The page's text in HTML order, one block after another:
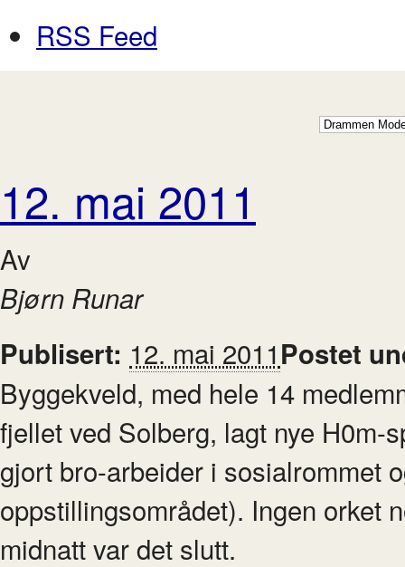
RSS Feed
12. mai 2011
Av
Bjørn Runar
Publisert: 12. mai 2011Postet
Byggekveld, med hele 14
fjellet ved Solberg, lagt nye H0m-
gjort bro-arbeider i sosialrommet
oppstillingsområdet). Ingen orket
midnatt var det slutt.